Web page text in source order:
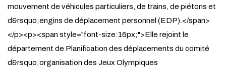
mouvement de véhicules particuliers, de trains, de piétons et
d&rsquo;engins de déplacement personnel (EDP).</span>
</p><p><span style="font-size:16px;">Elle rejoint le
département de Planification des déplacements du comité
d&rsquo;organisation des Jeux Olympiques